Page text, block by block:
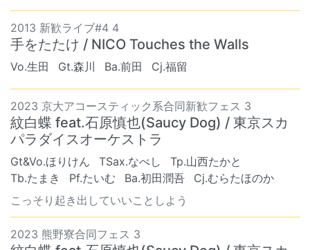
2013 新歓ライブ#4 4
手をたたけ / NICO Touches the Walls
Vo.生田 Gt.森川 Ba.前田 Cj.福留
2023 京大アコースティック系合同新歓フェス 3
紋白蝶 feat.石原慎也(Saucy Dog) / 東京スカ
パラダイスオーケストラ
Gt&Vo.ほりけん TSax.なべし
Tp.山西たかと
Tb.たまき
Pf.たいむ Ba.初田潤吾
Cj.むらたほのか
こっそり起き出していいことしよう
2023 熊野寮合同フェス 3